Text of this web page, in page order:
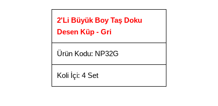
2'Li Büyük Boy Taş Doku
Desen Küp - Gri
Ürün Kodu: NP32G
Koli İçi: 4 Set